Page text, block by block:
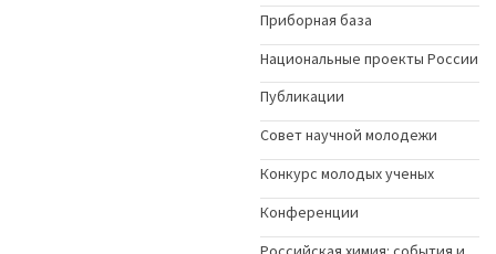
Приборная база
Национальные проекты России
Публикации
Совет научной молодежи
Конкурс молодых ученыx
Конференции